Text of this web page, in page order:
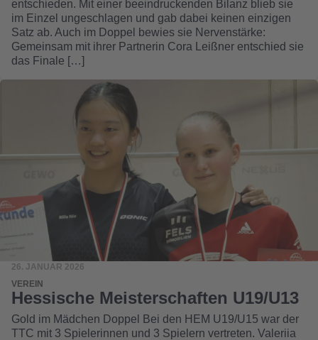
entschieden. Mit einer beeindruckenden Bilanz blieb sie
im Einzel ungeschlagen und gab dabei keinen einzigen
Satz ab. Auch im Doppel bewies sie Nervenstärke:
Gemeinsam mit ihrer Partnerin Cora Leißner entschied sie
das Finale […]
26. JANUAR 2026
VEREIN
Hessische Meisterschaften U19/U13
Gold im Mädchen Doppel Bei den HEM U19/U15 war der
TTC mit 3 Spielerinnen und 3 Spielern vertreten. Valeriia